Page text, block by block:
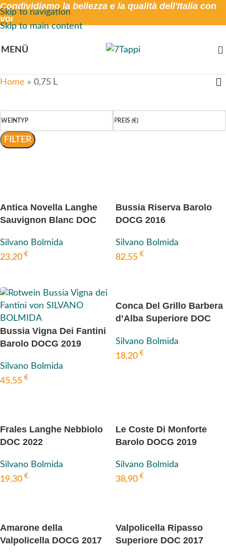
Skip to navigation
Skip to main content
Condividiamo la bellezza e la qualità dell'Italia con
voi
MENÜ
Home » 0,75 L
WEINTYP PREIS (€)
FILTER
Antica Novella Langhe
Sauvignon Blanc DOC
Silvano Bolmida
23,20 €
Bussia Riserva Barolo
DOCG 2016
Silvano Bolmida
82,55 €
Bussia Vigna Dei Fantini
Barolo DOCG 2019
Silvano Bolmida
45,55 €
Conca Del Grillo Barbera
d’Alba Superiore DOC
Silvano Bolmida
18,20 €
Frales Langhe Nebbiolo
DOC 2022
Silvano Bolmida
19,30 €
Le Coste Di Monforte
Barolo DOCG 2019
Silvano Bolmida
38,90 €
Amarone della
Valpolicella DOCG 2017
Valpolicella Ripasso
Superiore DOC 2017